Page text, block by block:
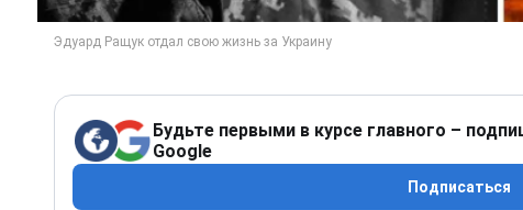
Будьте первыми в курсе главного –
Google
Подписаться